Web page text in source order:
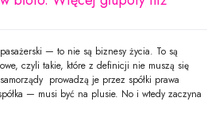
— to nie są biznesy życia. To są
czyli takie, które z definicji nie muszą się
prowadzą je przez spółki prawa
— musi być na plusie. No i wtedy zaczyna